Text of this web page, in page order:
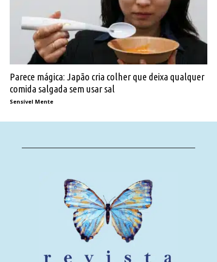
Parece mágica: Japão cria colher que deixa qualquer
comida salgada sem usar sal
Sensível Mente